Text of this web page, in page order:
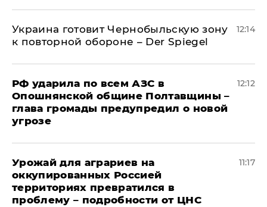
Украина готовит Чернобыльскую зону
к повторной обороне – Der Spiegel
12:14
РФ ударила по всем АЗС в
Опошнянской общине Полтавщины –
глава громады предупредил о новой
угрозе
12:12
Урожай для аграриев на
оккупированных Россией
территориях превратился в
проблему – подробности от ЦНС
11:17